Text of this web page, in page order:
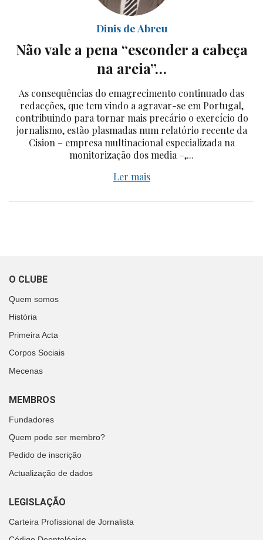
Dinis de Abreu
Não vale a pena “esconder a cabeça
na areia”…
As consequências do emagrecimento continuado das
redacções, que tem vindo a agravar-se em Portugal,
contribuindo para tornar mais precário o exercício do
jornalismo, estão plasmadas num relatório recente da
Cision – empresa multinacional especializada na
monitorização dos media –,...
Ler mais
O CLUBE
Quem somos
História
Primeira Acta
Corpos Sociais
Mecenas
MEMBROS
Fundadores
Quem pode ser membro?
Pedido de inscrição
Actualização de dados
LEGISLAÇÃO
Carteira Profissional de Jornalista